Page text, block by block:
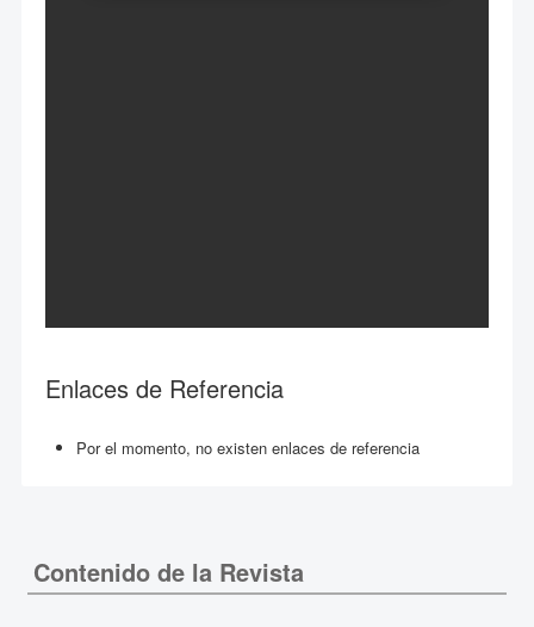
Enlaces de Referencia
Por el momento, no existen enlaces de referencia
Contenido de la Revista